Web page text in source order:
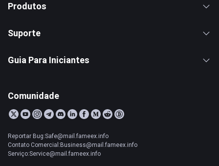
Produtos
Suporte
Guia Para Iniciantes
Comunidade
Reportar Bug:Safe@mail.fameex.info
Contato Comercial:Business@mail.fameex.info
Serviço:Service@mail.fameex.info